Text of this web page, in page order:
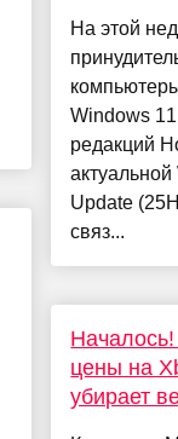
На этой
Windows
редакций
Update
связ...
цены на
убирает